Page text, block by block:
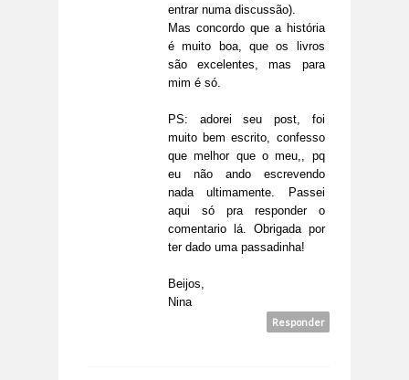
entrar numa discussão).
Mas concordo que a história
é muito boa, que os livros
são excelentes, mas para
mim é só.
PS: adorei seu post, foi
muito bem escrito, confesso
que melhor que o meu,, pq
eu não ando escrevendo
nada ultimamente. Passei
aqui só pra responder o
comentario lá. Obrigada por
ter dado uma passadinha!
Beijos,
Nina
Responder